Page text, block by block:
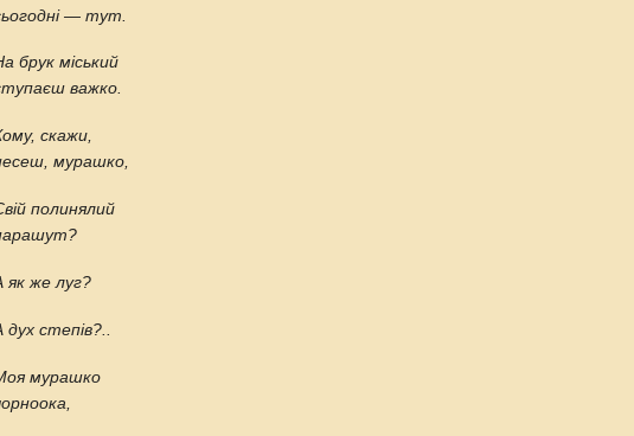
— тут.
брук міський
важко.
скажи,
мурашко,
полинялий
як же луг?
дух степів?..
мурашко